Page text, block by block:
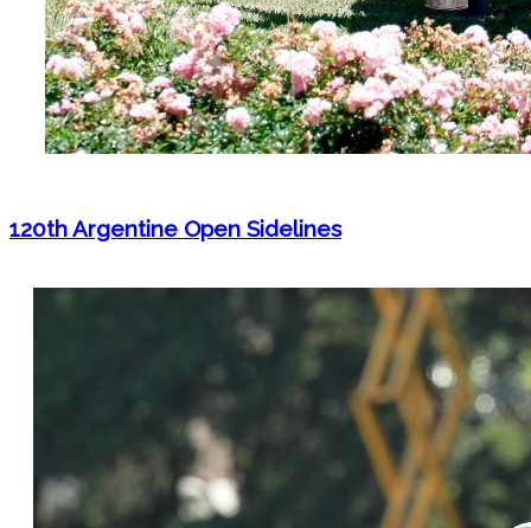
120th Argentine Open Sidelines